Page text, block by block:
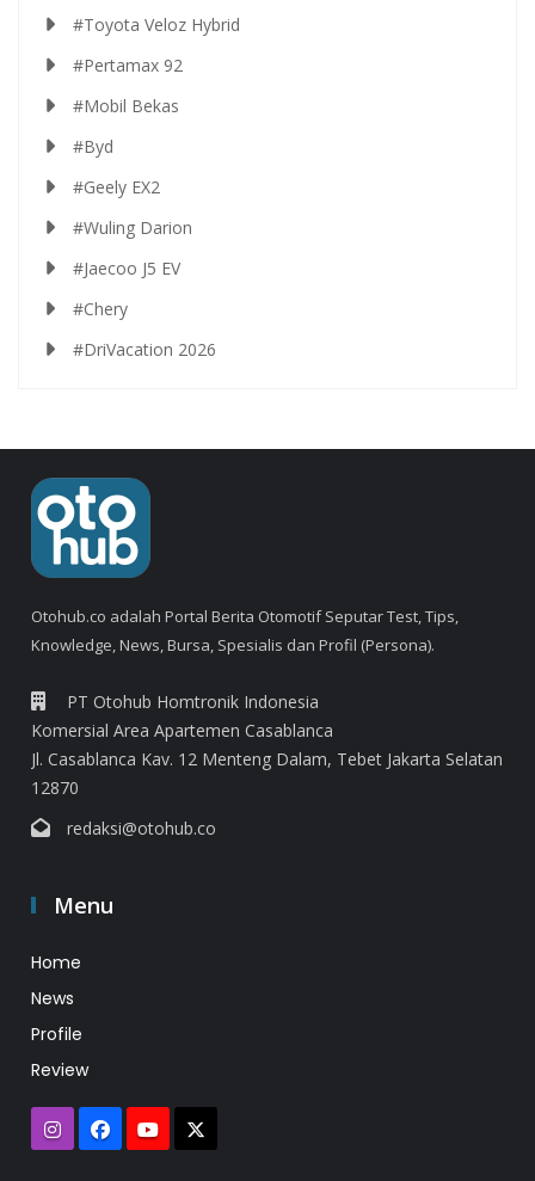
#Toyota Veloz Hybrid
#Pertamax 92
#Mobil Bekas
#Byd
#Geely EX2
#Wuling Darion
#Jaecoo J5 EV
#Chery
#DriVacation 2026
Otohub.co adalah Portal Berita Otomotif Seputar Test, Tips,
Knowledge, News, Bursa, Spesialis dan Profil (Persona).
PT Otohub Homtronik Indonesia
Komersial Area Apartemen Casablanca
Jl. Casablanca Kav. 12 Menteng Dalam, Tebet Jakarta Selatan
12870
redaksi@otohub.co
Menu
Home
News
Profile
Review